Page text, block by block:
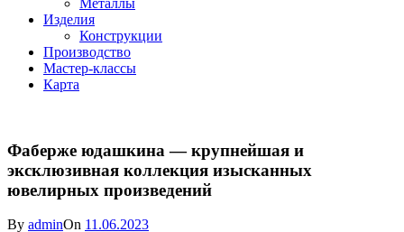
Металлы
Изделия
Конструкции
Производство
Мастер-классы
Карта
Фаберже юдашкина — крупнейшая и
эксклюзивная коллекция изысканных
ювелирных произведений
By adminOn 11.06.2023